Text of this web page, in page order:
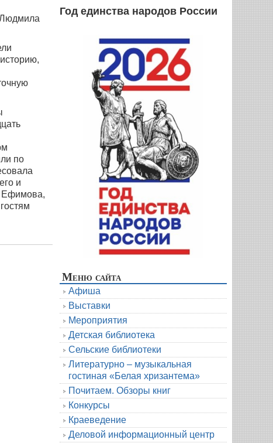
Людмила
по
и
Ефимова,
Год единства народов России
Меню сайта
Афиша
Выставки
Мероприятия
Детская библиотека
Сельские библиотеки
Литературно – музыкальная
гостиная «Белая хризантема»
Почитаем. Обзоры книг
Конкурсы
Краеведение
Деловой информационный центр